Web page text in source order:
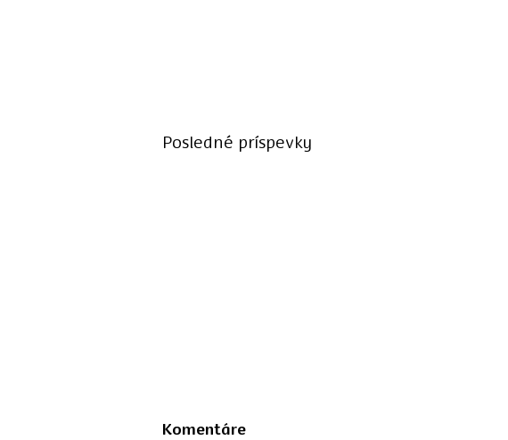
Posledné príspevky
Komentáre